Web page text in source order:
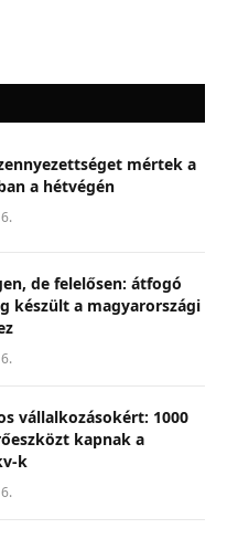
mértek a
a hétvégén
de felelősen: átfogó
készült a magyarországi
vállalkozásokért: 1000
kapnak a
k